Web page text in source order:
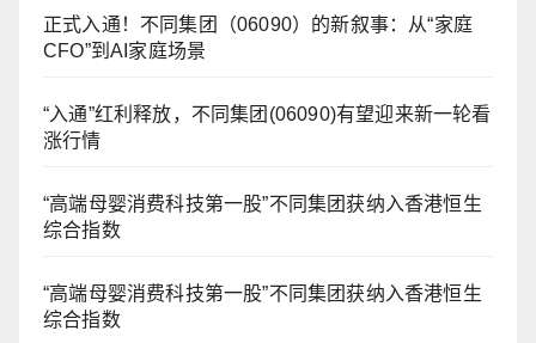
正式入通！不同集团（06090）的新叙事：从“家庭
CFO”到AI家庭场景
“入通”红利释放，不同集团(06090)有望迎来新一轮看
涨行情
“高端母婴消费科技第一股”不同集团获纳入香港恒生
综合指数
“高端母婴消费科技第一股”不同集团获纳入香港恒生
综合指数